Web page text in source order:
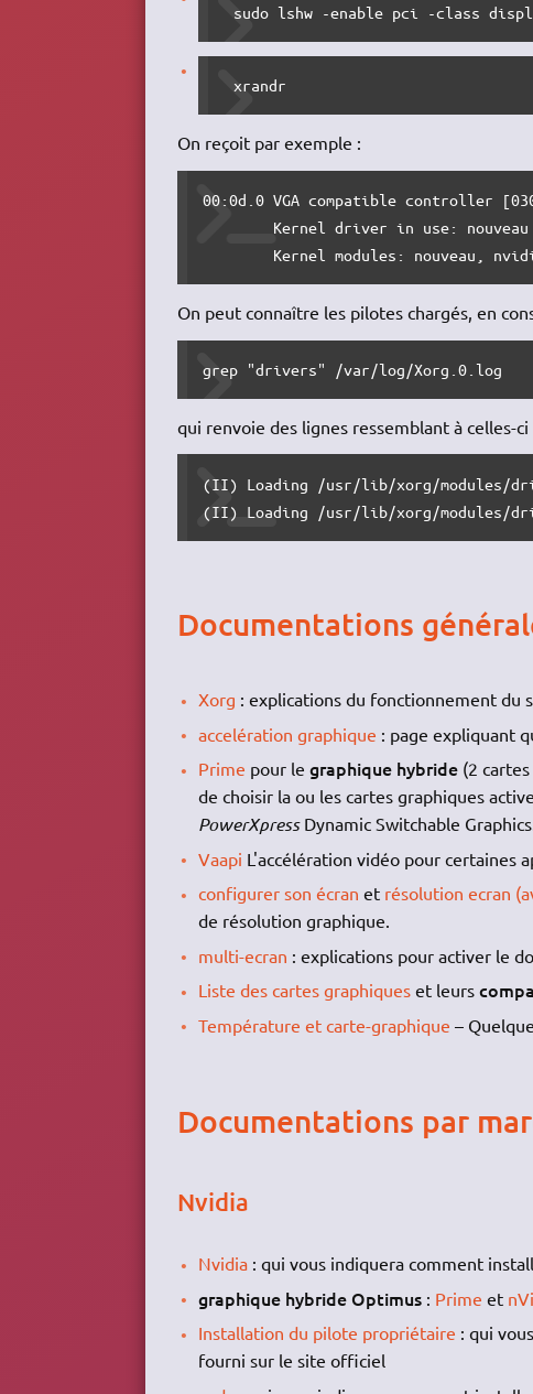
sudo lshw -enable pci -class
xrandr
On reçoit par exemple :
00:0d.0 VGA compatible controller
Kernel modules: nouveau,
On peut connaître les pilotes chargés, en
grep "drivers" /var/log/Xorg.0.log
qui renvoie des lignes ressemblant à celles-ci
(II) Loading /usr/lib/xorg/modules/
(II) Loading /usr/lib/xorg/modules/
Documentations
Xorg : explications du fonctionnement du
accelération graphique : page expliquant
Prime pour legraphique hybride (2
de choisir la ou les cartes graphiques
PowerXpressDynamic Switchable
Vaapi L'accélération vidéo pour certaines
configurer son écran et résolution ecran
de résolution graphique.
multi-ecran : explications pour activer le
Liste des cartes graphiques et leurs
Température et carte-graphique –
Documentations par
Nvidia
Nvidia : qui vous indiquera comment
graphique hybride Optimus : Prime et
Installation du pilote propriétaire : qui
fourni sur le site officiel